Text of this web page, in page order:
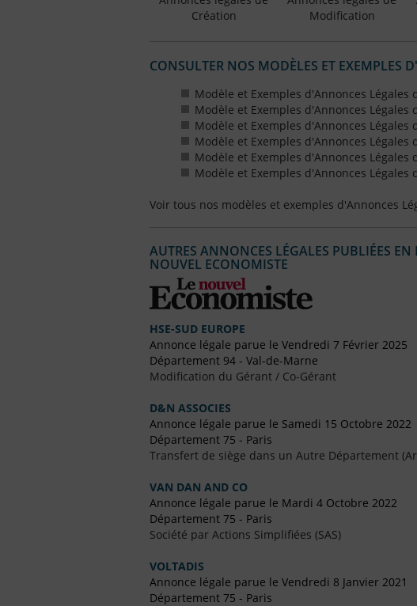
Création
Modification
CONSULTER NOS MODÈLES ET EXEMPLES
Modèle et Exemples d'Annonces Légales
Modèle et Exemples d'Annonces Légales
Modèle et Exemples d'Annonces
Modèle et Exemples d'Annonces
Modèle et Exemples d'Annonces
Modèle et Exemples d'Annonces Légales
Voir tous nos modèles et exemples d'Annonces
AUTRES ANNONCES LÉGALES PUBLIÉES
NOUVEL ECONOMISTE
HSE-SUD EUROPE
Annonce légale parue le Vendredi 7 Février 2025
Département 94 - Val-de-Marne
Modification du Gérant / Co-Gérant
D&N ASSOCIES
Annonce légale parue le Samedi 15 Octobre 2022
Département 75 - Paris
Transfert de siège dans un Autre Département
VAN DAN AND CO
Annonce légale parue le Mardi 4 Octobre 2022
Département 75 - Paris
Société par Actions Simplifiées (SAS)
VOLTADIS
Annonce légale parue le Vendredi 8 Janvier 2021
Département 75 - Paris